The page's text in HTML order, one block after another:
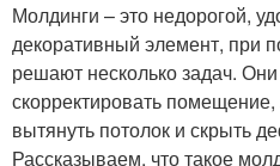
Молдинги – это недорогой,
декоративный элемент, при
решают несколько задач.
скорректировать
вытянуть потолок и скрыть
Рассказываем, что такое